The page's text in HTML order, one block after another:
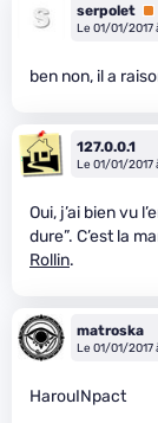
serpolet
Le 01/01/2017
ben non, il a
127.0.0.1
Le 01/01/2017
Oui, j’ai bien vu
dure”. C’est la
Rollin.
matroska
Le 01/01/2017
HarouINpact